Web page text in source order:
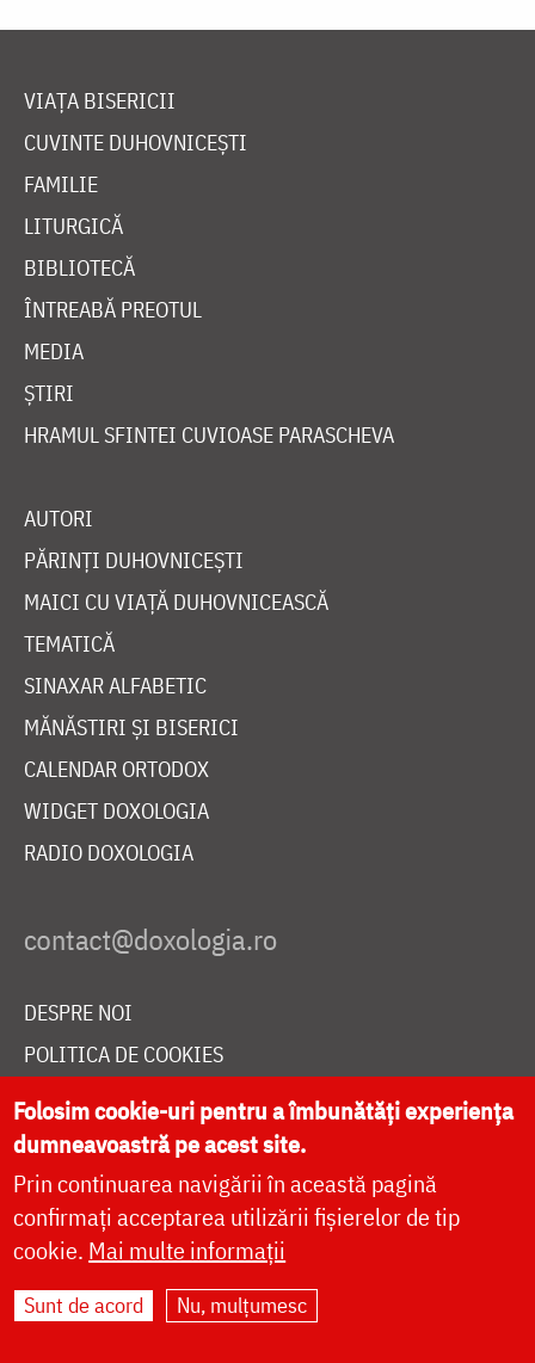
VIAȚA BISERICII
CUVINTE DUHOVNICEȘTI
FAMILIE
LITURGICĂ
BIBLIOTECĂ
ÎNTREABĂ PREOTUL
MEDIA
ȘTIRI
HRAMUL SFINTEI CUVIOASE PARASCHEVA
AUTORI
PĂRINȚI DUHOVNICEȘTI
MAICI CU VIAȚĂ DUHOVNICEASCĂ
TEMATICĂ
SINAXAR ALFABETIC
MĂNĂSTIRI ȘI BISERICI
CALENDAR ORTODOX
WIDGET DOXOLOGIA
RADIO DOXOLOGIA
DESPRE NOI
POLITICA DE COOKIES
DONEAZĂ ONLINE PENTRU CATEDRALA NAȚIONALĂ
LIVE
Site dezvoltat deDOXOLOGIA MEDIA
Arhiepiscopia Iașilor | ©
Folosim cookie-uri pentru a îmbunătăți experiența
dumneavoastră pe acest site.
Prin continuarea navigării în această pagină
confirmați acceptarea utilizării fișierelor de tip
cookie. Mai multe informații
Sunt de acord Nu, mulțumesc